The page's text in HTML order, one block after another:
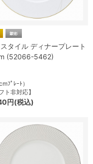
タイル ディナープレート
(52066-5462)
ﾌﾟﾚｰﾄ）
ト非対応】
円(税込)